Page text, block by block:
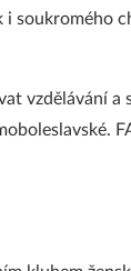
soukromého
vzdělávání